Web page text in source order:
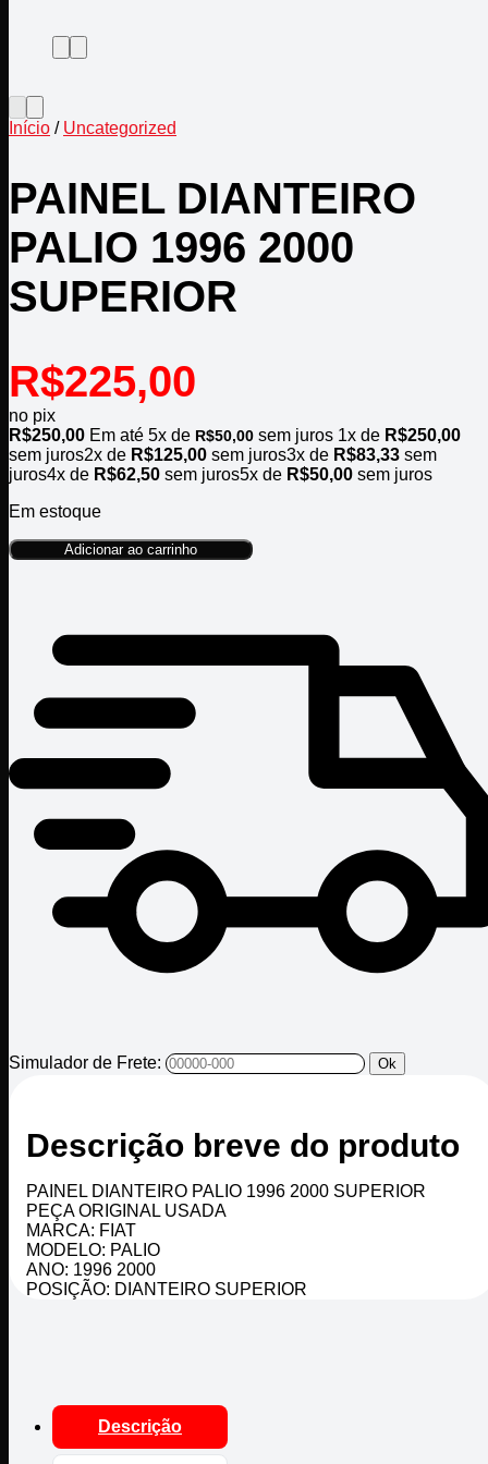
Início / Uncategorized
PAINEL DIANTEIRO
PALIO 1996 2000
SUPERIOR
R$225,00
no pix
R$250,00 Em até 5x de R$50,00 sem juros 1x de R$250,00
sem juros2x de R$125,00 sem juros3x de R$83,33 sem
juros4x de R$62,50 sem juros5x de R$50,00 sem juros
Em estoque
Adicionar ao carrinho
Simulador de Frete: Ok
Descrição breve do produto
PAINEL DIANTEIRO PALIO 1996 2000 SUPERIOR
PEÇA ORIGINAL USADA
MARCA: FIAT
MODELO: PALIO
ANO: 1996 2000
POSIÇÃO: DIANTEIRO SUPERIOR
Descrição